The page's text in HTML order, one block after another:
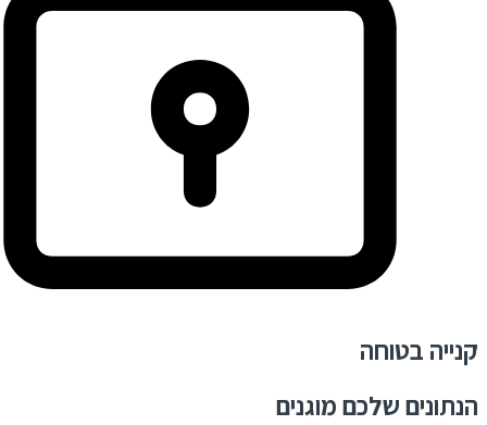
קנייה בטוחה
הנתונים שלכם מוגנים